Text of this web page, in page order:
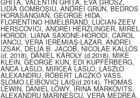
LIDIA GOMBOŞIU, ANDREI GRÜN, BEDROS
HORASANGIAN, GEORGE HIDA,
FLORENTINO HIMELBRAND, LUCIAN-ZEEV
HERSCOVICI, ANDREI HERZLINGER, MIREL
HORODI, LIANA SAXONE-HORODI, CAROL
IANCU, VERA IEREMIAŞ-LAZAR, ANDREI
IZSAK, DELIA B. JACOB, NICOLAE KALLÓS
(d. 2018), DÁNIEL KÁROLY (d.2018), MIKE
KLEIN, GEORGE KUN, EDI KUPFERBERG,
ANCA LASLO, MIRCEA LASLO, LASZLO
ALEXANDRU, RÓBERT LACZKÓ VASS,
ŞLOMO LEIBOVICI LAIŞ(d.2014), THOMAS
LEWIN, DANIEL LŐWY, IRINA MARKOVITS,
ALEXANDRU MARINESCU, VERA MEDREA,